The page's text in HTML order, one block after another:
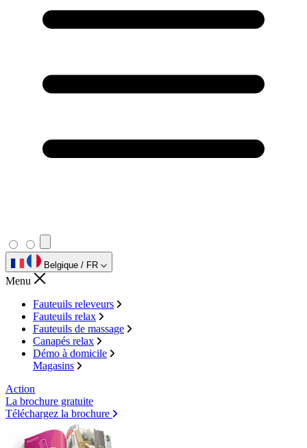
Belgique / FR
Menu
Fauteuils releveurs
Fauteuils relax
Fauteuils de massage
Canapés relax
Démo à domicile
Magasins
Action
La brochure gratuite
Téléchargez la brochure